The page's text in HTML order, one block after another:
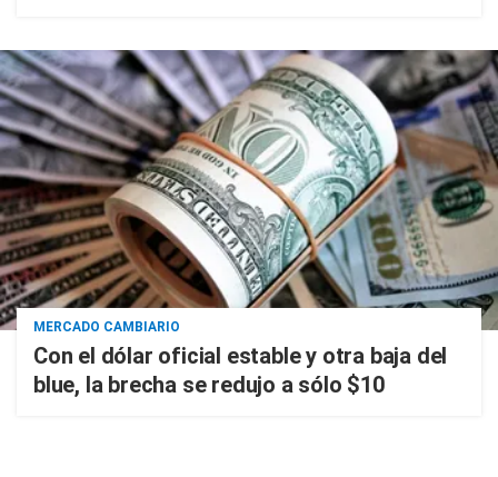
MERCADO CAMBIARIO
Con el dólar oficial estable y otra baja del
blue, la brecha se redujo a sólo $10